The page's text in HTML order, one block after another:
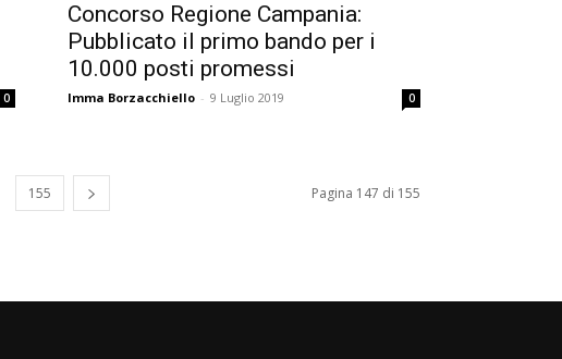
0
Concorso Regione Campania:
Pubblicato il primo bando per i
10.000 posti promessi
Imma Borzacchiello - 9 Luglio 2019 0
155 Pagina 147 di 155